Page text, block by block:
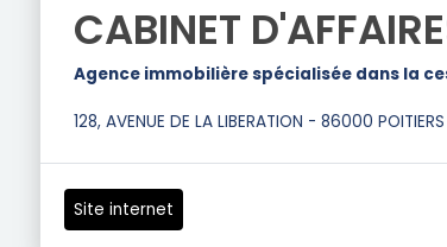
CABINET
Agence immobilière spécialisée dans la
128, AVENUE DE LA LIBERATION - 86000
Site internet